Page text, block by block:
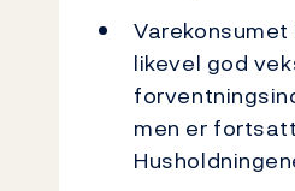
likevel god
men er